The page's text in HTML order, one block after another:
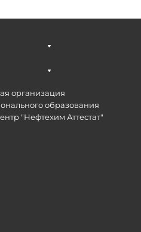
организация
образования
"Нефтехим Аттестат"